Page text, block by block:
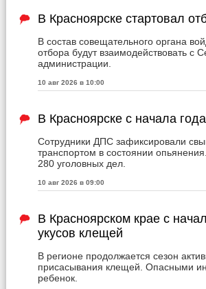
В Красноярске стартовал
В состав совещательного органа
отбора будут взаимодействовать с
администрации.
10 авг 2026 в 10:00
В Красноярске с начала
Сотрудники ДПС зафиксировали
транспортом в состоянии
280 уголовных дел.
10 авг 2026 в 09:00
В Красноярском крае с
укусов клещей
В регионе продолжается сезон
присасывания клещей. Опасными
ребенок.